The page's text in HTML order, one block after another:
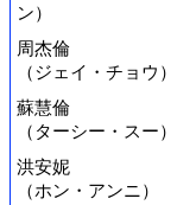
ン）
周杰倫
（ジェイ・チョウ）
蘇慧倫
（ターシー・スー）
洪安妮
（ホン・アンニ）